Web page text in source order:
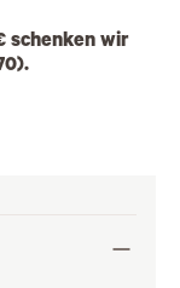
schenken wir